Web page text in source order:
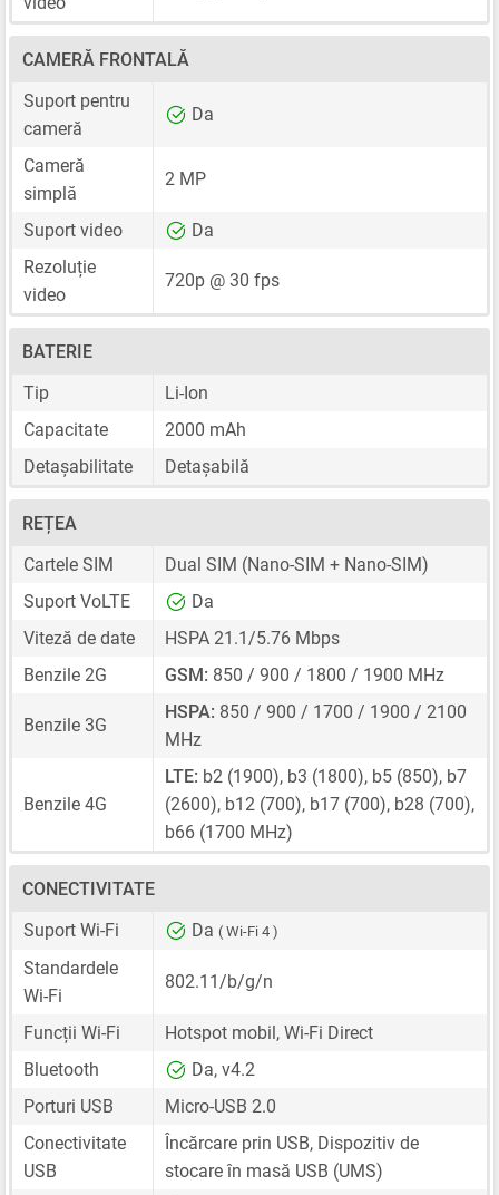
CAMERĂ FRONTALĂ
Suport pentru
cameră
Da
Cameră
simplă
2 MP
Suport video
Da
Rezoluție
video
720p @ 30 fps
BATERIE
Tip
Li-Ion
Capacitate
2000 mAh
Detașabilitate
Detașabilă
REȚEA
Cartele SIM
Dual SIM (Nano-SIM + Nano-SIM)
Suport VoLTE
Da
Viteză de date
HSPA 21.1/5.76 Mbps
Benzile 2G
GSM: 850 / 900 / 1800 / 1900 MHz
Benzile 3G
HSPA: 850 / 900 / 1700 / 1900 / 2100
MHz
Benzile 4G
LTE: b2 (1900), b3 (1800), b5 (850), b7
(2600), b12 (700), b17 (700), b28 (700),
b66 (1700 MHz)
CONECTIVITATE
Suport Wi-Fi
Da ( Wi-Fi 4 )
Standardele
Wi-Fi
802.11/b/g/n
Funcții Wi-Fi
Hotspot mobil, Wi-Fi Direct
Bluetooth
Da, v4.2
Porturi USB
Micro-USB 2.0
Conectivitate
USB
Încărcare prin USB, Dispozitiv de
stocare în masă USB (UMS)